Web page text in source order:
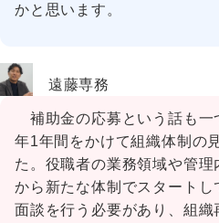
かと思います。
遠藤専務
補助金の応募という話も一
年1年間をかけて組織体制の
た。役職者の業務領域や管理
から新たな体制でスタートし
面談を行う必要があり、組織